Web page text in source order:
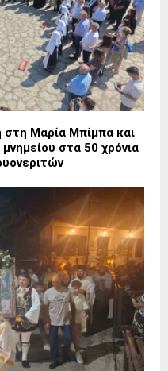
στη Μαρία Μπίμπα και
στα 50 χρόνια